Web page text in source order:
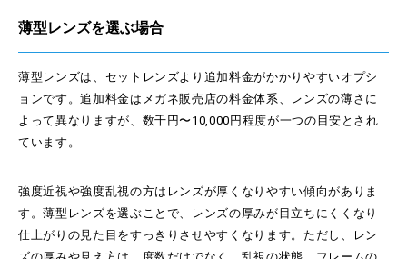
薄型レンズを選ぶ場合
薄型レンズは、セットレンズより追加料金がかかりやすいオプシ
ョンです。追加料金はメガネ販売店の料金体系、レンズの薄さに
よって異なりますが、数千円〜10,000円程度が一つの目安とされ
ています。
強度近視や強度乱視の方はレンズが厚くなりやすい傾向がありま
す。薄型レンズを選ぶことで、レンズの厚みが目立ちにくくなり
仕上がりの見た目をすっきりさせやすくなります。ただし、レン